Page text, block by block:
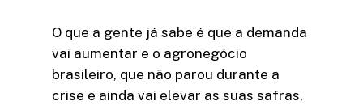
O que a gente já sabe é que a demanda
vai aumentar e o agronegócio
brasileiro, que não parou durante a
crise e ainda vai elevar as suas safras,